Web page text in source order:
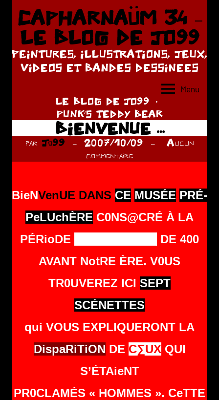
Aller
contenu
CAPHARNAÜM 34 –
LE BLOG DE JO99
PEINTURES, ILLUSTRATIONS, JEUX,
VIDEOS ET BANDES DESSINEES
Menu
LE BLOG DE JO99
PUNK'S TEDDY BEAR
BIENVENUE …
par Jo99 2007/10/09
Aucun
commentaire
BieNVenUE DANS CE MUSÉE PRÉ-
PeLUchÈRE C0NS@CRÉ À LA
PÉRioDE
DE 400
AVANT NotRE ÈRE. V0US
TR0UVEREZ ICI SEPT
SCÉNETTES
qui VOUS EXPLIQUERONT LA
DispaRiTiON DE C∑UX QUI
S’ÉTAieNT
PR0CLAMÉS « HOMMES ». CeTTE